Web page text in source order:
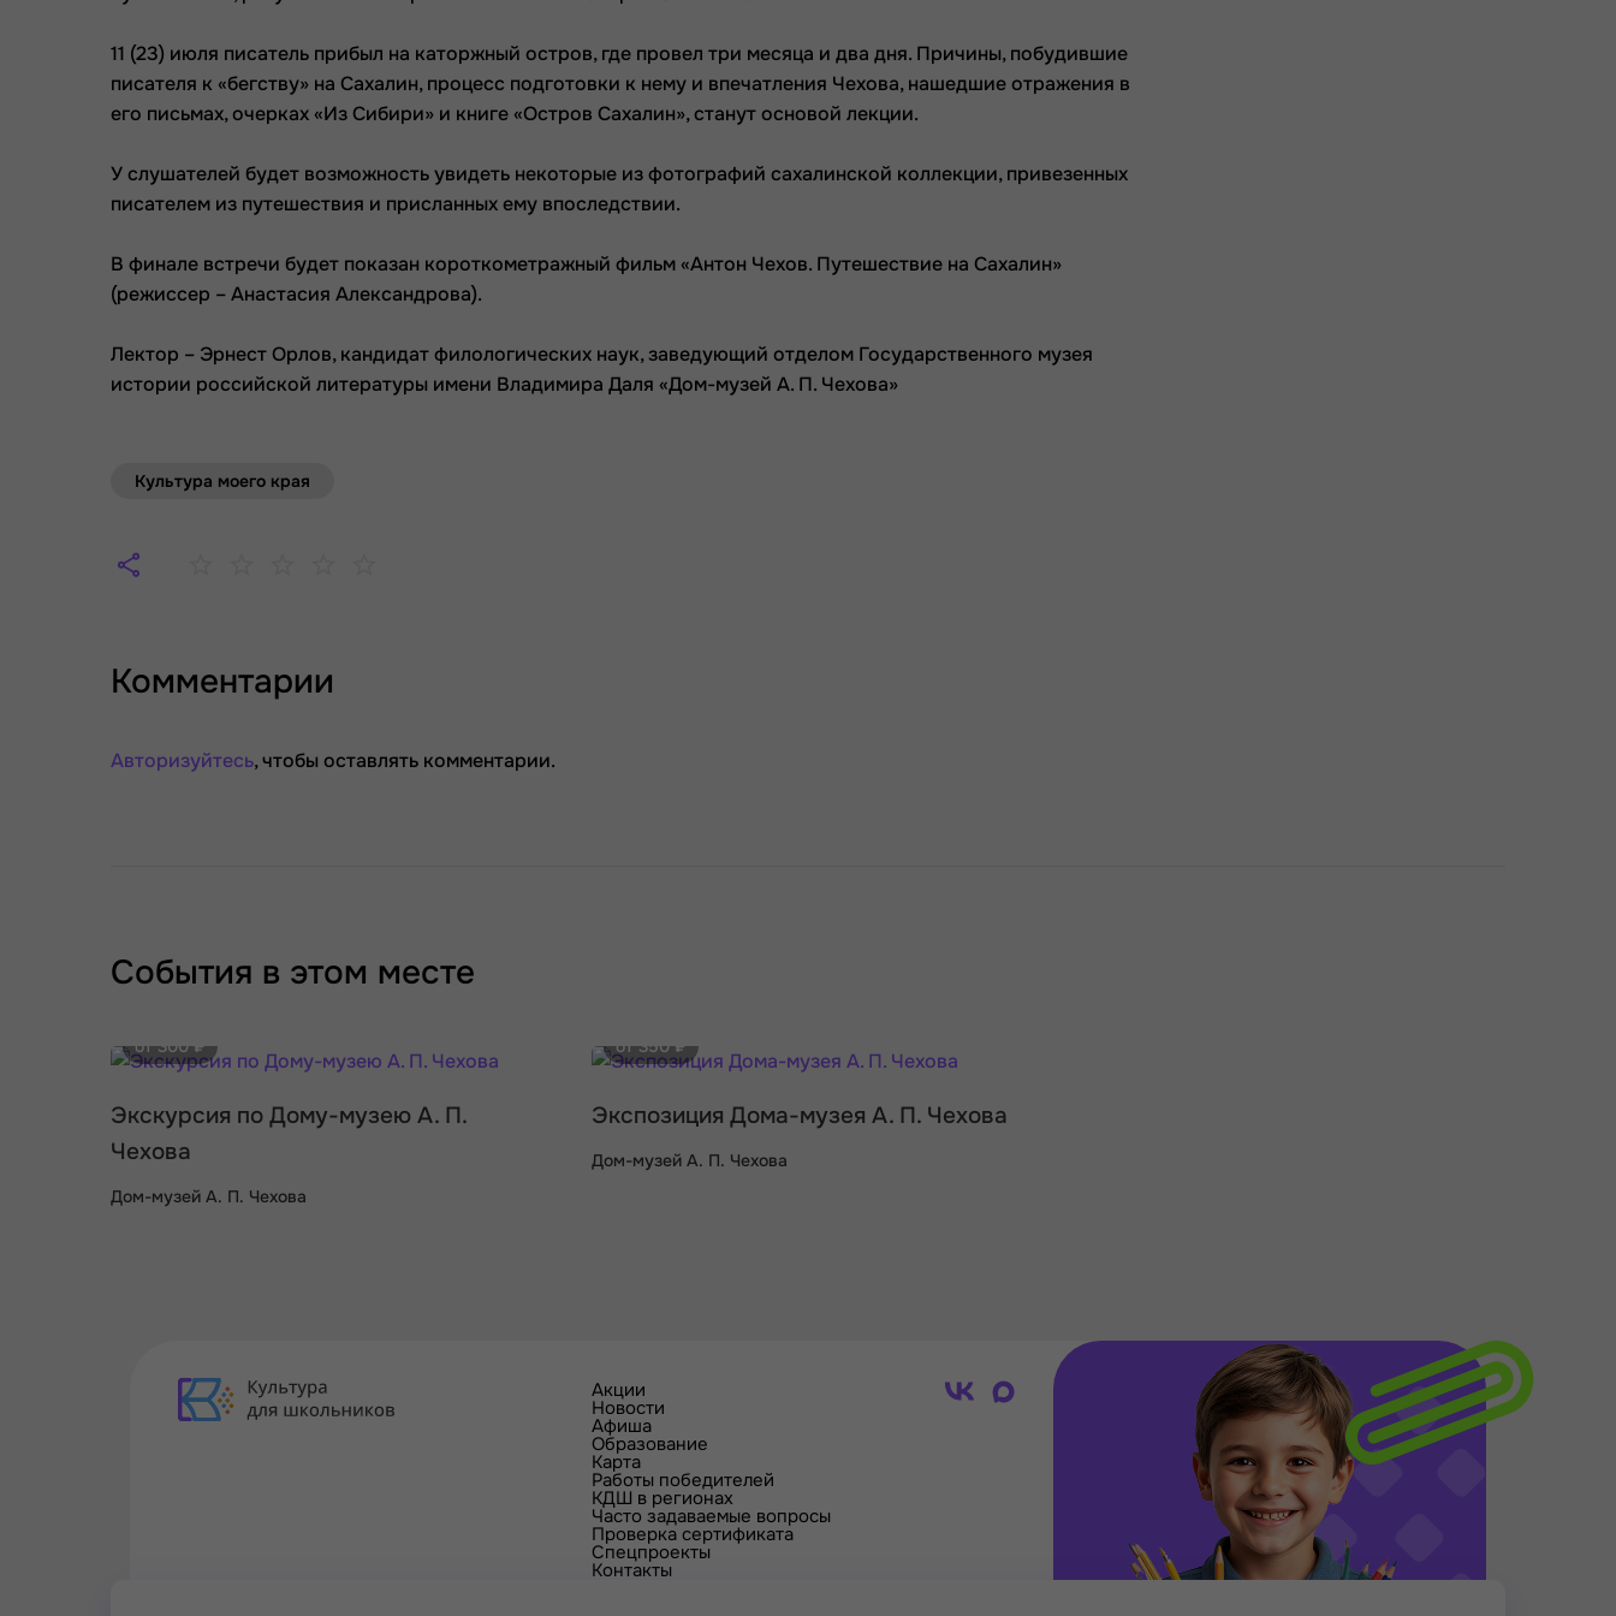
11 (23) июля писатель прибыл на каторжный остров, где провел три месяца и два дня. Причины, побудившие
писателя к «бегству» на Сахалин, процесс подготовки к нему и впечатления Чехова, нашедшие отражения в
его письмах, очерках «Из Сибири» и книге «Остров Сахалин», станут основой лекции.
У слушателей будет возможность увидеть некоторые из фотографий сахалинской коллекции, привезенных
писателем из путешествия и присланных ему впоследствии.
В финале встречи будет показан короткометражный фильм «Антон Чехов. Путешествие на Сахалин»
(режиссер – Анастасия Александрова).
Лектор – Эрнест Орлов, кандидат филологических наук, заведующий отделом Государственного музея
истории российской литературы имени Владимира Даля «Дом-музей А. П. Чехова»
Культура моего края
Комментарии
Авторизуйтесь, чтобы оставлять комментарии.
События в этом месте
от 300 ₽
Экскурсия по Дому-музею А. П.
Чехова
Дом-музей А. П. Чехова
от 350 ₽
Экспозиция Дома-музея А. П. Чехова
Дом-музей А. П. Чехова
Акции
Новости
Афиша
Образование
Карта
Работы победителей
КДШ в регионах
Часто задаваемые вопросы
Проверка сертификата
Спецпроекты
Контакты